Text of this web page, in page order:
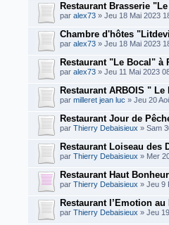
Restaurant Brasserie
par alex73 » Jeu 18 Mai 2023
Chambre d'hôtes
par alex73 » Jeu 18 Mai 2023
Restaurant "Le Bocal" à
par alex73 » Jeu 11 Mai 2023
Restaurant ARBOIS "
par milleret jean luc » Jeu 20
Restaurant Jour de
par Thierry Debaisieux » Sam
Restaurant Loiseau des
par Thierry Debaisieux » Mer
Restaurant Haut
par Thierry Debaisieux » Jeu 9
Restaurant l’Emotion au
par Thierry Debaisieux » Jeu